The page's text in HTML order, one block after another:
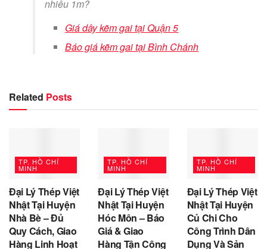
nhiêu 1m?
Giá dây kẽm gai tại Quận 5
Báo giá kẽm gai tại Bình Chánh
Related Posts
TP. HỒ CHÍ
MINH
Đại Lý Thép Việt
Nhật Tại Huyện
Nhà Bè – Đủ
Quy Cách, Giao
Hàng Linh Hoạt
TP. HỒ CHÍ
MINH
Đại Lý Thép Việt
Nhật Tại Huyện
Hóc Môn – Báo
Giá & Giao
Hàng Tận Công
TP. HỒ CHÍ
MINH
Đại Lý Thép Việt
Nhật Tại Huyện
Củ Chi Cho
Công Trình Dân
Dụng Và Sản